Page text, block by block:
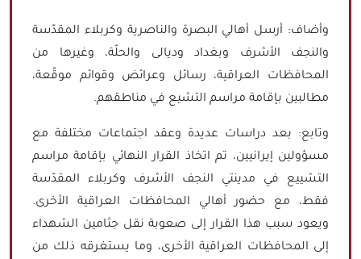
وأضاف: أرسل أهالي البصرة والناصرية وكربلاء المقدّسة
والنجف الأشرف وبغداد وديالى والحلّة، وغيرها من
المحافظات العراقية، رسائل وعرائض وقوائم موقّعة،
مطالبين بإقامة مراسم التشيع في مناطقهم.
وتابع: بعد دراسات عديدة وعقد اجتماعات مختلفة مع
مسؤولين إيرانيين، تم اتخاذ القرار النهائي بإقامة مراسم
التشييع في مدينتي النجف الأشرف وكربلاء المقدّسة
فقط، مع حضور أهالي المحافظات العراقية الأخرى.
ويعود سبب هذا القرار إلى صعوبة نقل جثامين الشهداء
إلى المحافظات العراقية الأخرى، وما يستغرقه ذلك من